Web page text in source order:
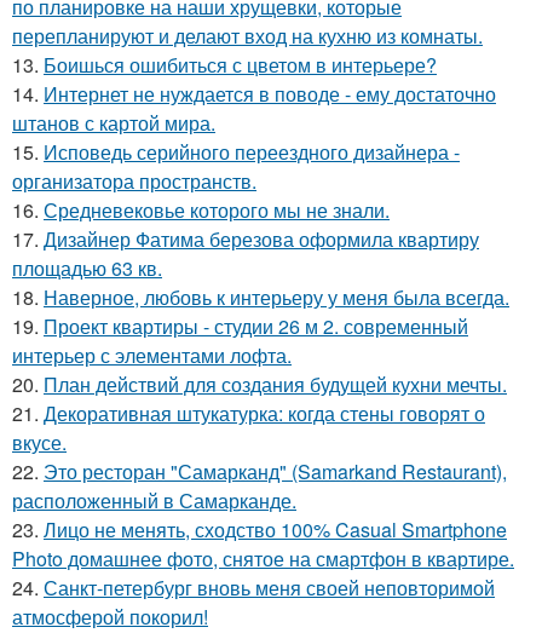
по планировке на наши хрущевки, которые
перепланируют и делают вход на кухню из комнаты.
13. Боишься ошибиться с цветом в интерьере?
14. Интернет не нуждается в поводе - ему достаточно
штанов с картой мира.
15. Исповедь серийного переездного дизайнера -
организатора пространств.
16. Средневековье которого мы не знали.
17. Дизайнер Фатима березова оформила квартиру
площадью 63 кв.
18. Наверное, любовь к интерьеру у меня была всегда.
19. Проект квартиры - студии 26 м 2. современный
интерьер с элементами лофта.
20. План действий для создания будущей кухни мечты.
21. Декоративная штукатурка: когда стены говорят о
вкусе.
22. Это ресторан "Самарканд" (Samarkand Restaurant),
расположенный в Самарканде.
23. Лицо не менять, сходство 100% Casual Smartphone
Photo домашнее фото, снятое на смартфон в квартире.
24. Санкт-петербург вновь меня своей неповторимой
атмосферой покорил!